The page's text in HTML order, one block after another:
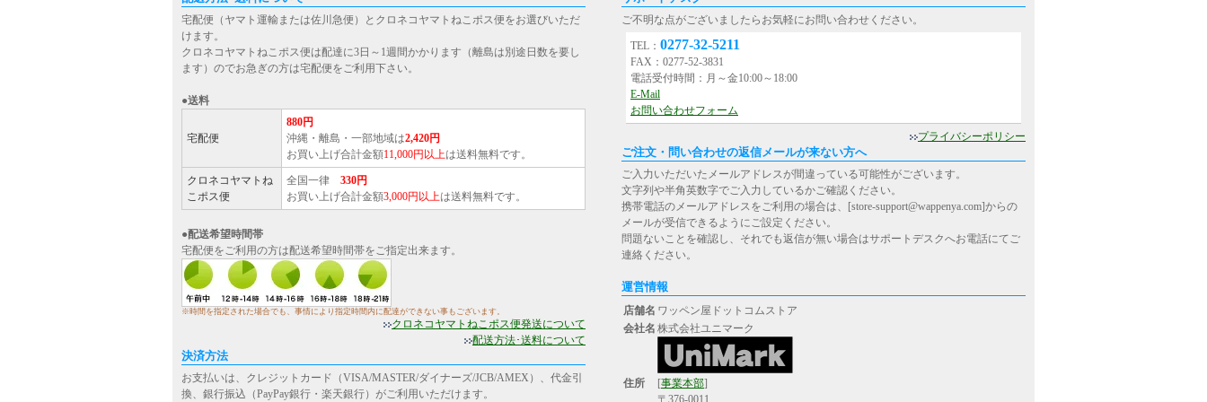
宅配便（ヤマト運輸または佐川急便）とクロネコヤマトねこポス便をお選びいただ
けます。
クロネコヤマトねこポス便は配達に3日～1週間かかります（離島は別途日数を要し
ます）のでお急ぎの方は宅配便をご利用下さい。
●送料
宅配便
880円
沖縄・離島・一部地域は2,420円
お買い上げ合計金額11,000円以上は送料無料です。
クロネコヤマトね
こポス便
全国一律 330円
お買い上げ合計金額3,000円以上は送料無料です。
●配送希望時間帯
宅配便をご利用の方は配送希望時間帯をご指定出来ます。
※時間を指定された場合でも、事情により指定時間内に配達ができない事もございます。
クロネコヤマトねこポス便発送について
配送方法･送料について
決済方法
お支払いは、クレジットカード（VISA/MASTER/ダイナーズ/JCB/AMEX）、代金引
換、銀行振込（PayPay銀行・楽天銀行）がご利用いただけます。
ご不明な点がございましたらお気軽にお問い合わせください。
TEL： 0277-32-5211
FAX：0277-52-3831
電話受付時間：月～金10:00～18:00
E-Mail
お問い合わせフォーム
プライバシーポリシー
ご注文・問い合わせの返信メールが来ない方へ
ご入力いただいたメールアドレスが間違っている可能性がございます。
文字列や半角英数字でご入力しているかご確認ください。
携帯電話のメールアドレスをご利用の場合は、[store-support@wappenya.com]からの
メールが受信できるようにご設定ください。
問題ないことを確認し、それでも返信が無い場合はサポートデスクへお電話にてご
連絡ください。
運営情報
店舗名 ワッペン屋ドットコムストア
会社名 株式会社ユニマーク
住所 [事業本部]
〒376-0011